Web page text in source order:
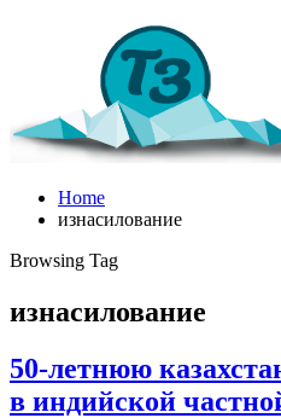
Home
изнасилование
Browsing Tag
изнасилование
50-летнюю
в индийской